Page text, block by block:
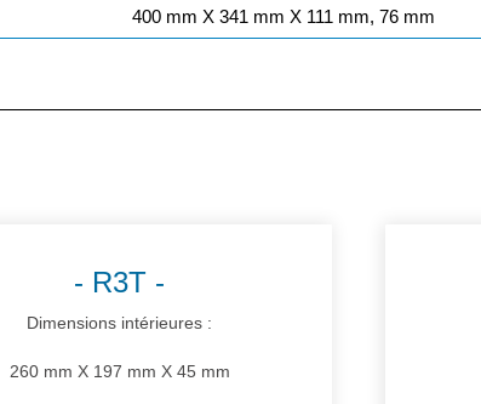
400 mm X 341 mm X 111 mm, 76 mm
R3T
Dimensions intérieures :
260 mm X 197 mm X 45 mm